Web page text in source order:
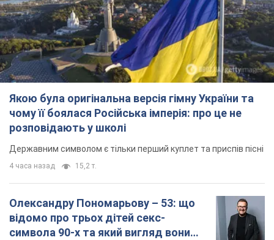
Якою була оригінальна версія гімну України та
чому її боялася Російська імперія: про це не
розповідають у школі
Державним символом є тільки перший куплет та приспів пісні
4 часа назад 15,2 т.
Олександру Пономарьову – 53: що
відомо про трьох дітей секс-
символа 90-х та який вигляд вони